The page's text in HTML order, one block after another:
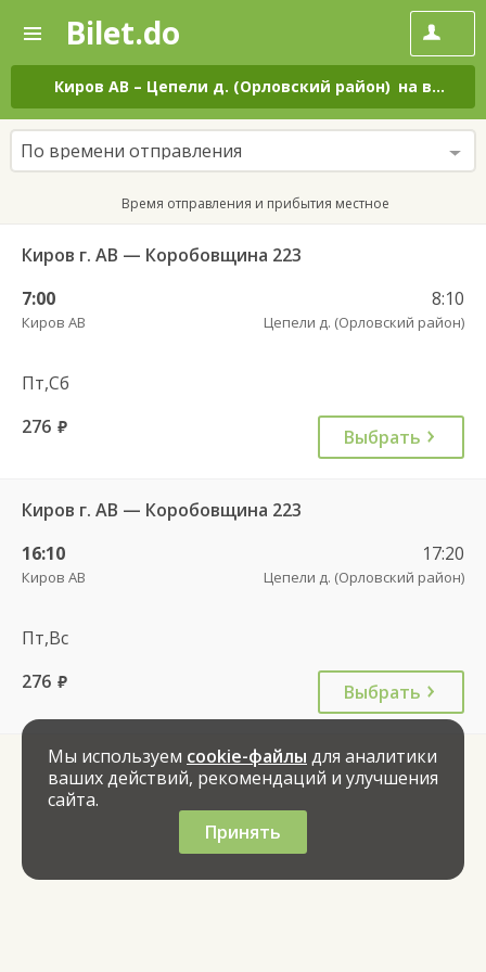
—
Поиск
и
покупка
билетов
на
автобус
онлайн
Bilet.do
Киров АВ – Цепели д. (Орловский район) на все дни
По времени отправления
Время отправления и прибытия местное
Киров г. АВ — Коробовщина 223
7:00
Киров АВ
8:10
Цепели д. (Орловский район)
Пт,Сб
276 руб. Выбрать
Киров г. АВ — Коробовщина 223
16:10
Киров АВ
17:20
Цепели д. (Орловский район)
Пт,Вс
276 руб. Выбрать
Мы используем cookie-файлы для аналитики
ваших действий, рекомендаций и улучшения
сайта.
Принять